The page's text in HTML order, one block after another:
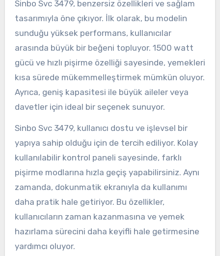
Sinbo Svc 3479, benzersiz özellikleri ve sağlam
tasarımıyla öne çıkıyor. İlk olarak, bu modelin
sunduğu yüksek performans, kullanıcılar
arasında büyük bir beğeni topluyor. 1500 watt
gücü ve hızlı pişirme özelliği sayesinde, yemekleri
kısa sürede mükemmelleştirmek mümkün oluyor.
Ayrıca, geniş kapasitesi ile büyük aileler veya
davetler için ideal bir seçenek sunuyor.
Sinbo Svc 3479, kullanıcı dostu ve işlevsel bir
yapıya sahip olduğu için de tercih ediliyor. Kolay
kullanılabilir kontrol paneli sayesinde, farklı
pişirme modlarına hızla geçiş yapabilirsiniz. Aynı
zamanda, dokunmatik ekranıyla da kullanımı
daha pratik hale getiriyor. Bu özellikler,
kullanıcıların zaman kazanmasına ve yemek
hazırlama sürecini daha keyifli hale getirmesine
yardımcı oluyor.